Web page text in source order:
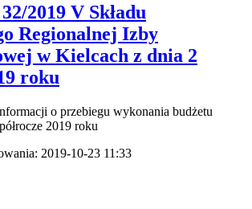
2019 V Składu
Regionalnej Izby
w Kielcach z dnia 2
roku
o przebiegu wykonania budżetu
2019 roku
2019-10-23 11:33